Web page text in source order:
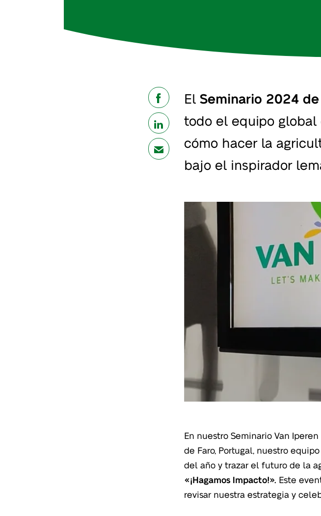
share
share
mail
ElSeminario 2024
todo el equipo global
cómo hacer la
bajo el inspirador
En nuestro Seminario Van
de Faro, Portugal, nuestro
del año y trazar el futuro de la
«¡Hagamos Impacto!». Este
revisar nuestra estrategia y